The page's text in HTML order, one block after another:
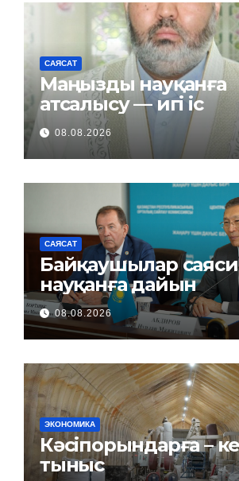
САЯСАТ
Маңызды науқанға
атсалысу — игі іс
08.08.2026
САЯСАТ
Байқаушылар саяси
науқанға дайын
08.08.2026
ЭКОНОМИКА
Кәсіпорындарға – кең
тыныс